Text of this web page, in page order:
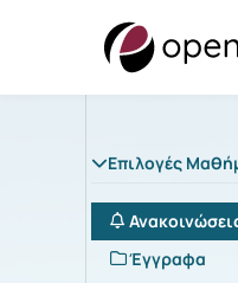
Επιλογές
Έγγραφα